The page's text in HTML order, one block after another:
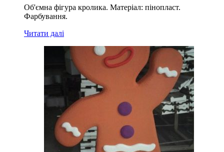
Об'ємна фігура кролика. Матеріал: пінопласт.
Фарбування.
Читати далі